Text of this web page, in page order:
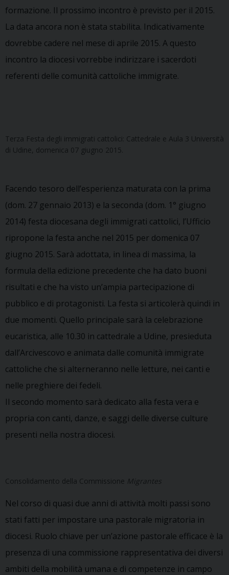
formazione. Il prossimo incontro è previsto per il 2015.
La data ancora non è stata stabilita. Indicativamente
dovrebbe cadere nel mese di aprile 2015. A questo
incontro la diocesi vorrebbe indirizzare i sacerdoti
referenti delle comunità cattoliche immigrate.
Terza Festa degli immigrati cattolici: Cattedrale e Aula 3 Università
di Udine, domenica 07 giugno 2015.
Facendo tesoro dell’esperienza maturata con la prima
(dom. 27 gennaio 2013) e la seconda (dom. 1° giugno
2014) festa diocesana degli immigrati cattolici, l’Ufficio
ripropone la festa anche nel 2015 per domenica 07
giugno 2015. Sarà adottata, in linea di massima, la
formula della edizione precedente che ha dato buoni
risultati e che ha visto un’ampia partecipazione di
pubblico e di protagonisti. La festa si articolerà quindi in
due momenti. Quello principale sarà la celebrazione
eucaristica, alle 10.30 in cattedrale a Udine, presieduta
dall’Arcivescovo e animata dalle comunità immigrate
cattoliche che si alterneranno nelle letture, nei canti e
nelle preghiere dei fedeli.
Il secondo momento sarà dedicato alla festa vera e
propria con canti, danze, e saggi delle diverse culture
presenti nella nostra diocesi.
Consolidamento della Commissione Migrantes
Nel corso di quasi due anni di attività molti passi sono
stati fatti per impostare una pastorale migratoria in
diocesi. Ruolo chiave per un’azione pastorale efficace è la
presenza di una commissione rappresentativa dei diversi
ambiti della mobilità umana e di competenze in campo